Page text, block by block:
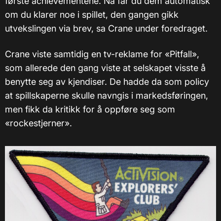
om du klarer noe i spillet, den gangen gikk
utvekslingen via brev, sa Crane under foredraget.
Crane viste samtidig en tv-reklame for «Pitfall»,
som allerede den gang viste at selskapet visste å
benytte seg av kjendiser. De hadde da som policy
at spillskaperne skulle navngis i markedsføringen,
men fikk da kritikk for å oppføre seg som
«rockestjerner».